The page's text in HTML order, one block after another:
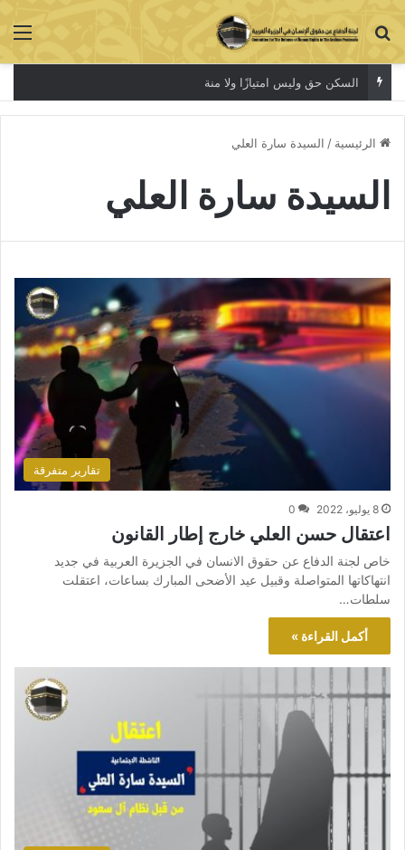
بحث عن
السكن حق وليس امتيازًا ولا منة
الرئيسية / السيدة سارة العلي
السيدة سارة العلي
تقارير متفرقة
8 يوليو، 2022 0
اعتقال حسن العلي خارج إطار القانون
خاص لجنة الدفاع عن حقوق الانسان في الجزيرة العربية في جديد
انتهاكاتها المتواصلة وقبيل عيد الأضحى المبارك بساعات، اعتقلت
سلطات…
أكمل القراءة »